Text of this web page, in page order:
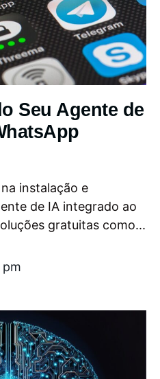
Seu Agente de
instalação e
de IA integrado ao
gratuitas como...
pm